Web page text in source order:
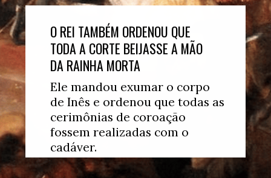
O REI TAMBÉM ORDENOU QUE
TODA A CORTE BEIJASSE A MÃO
DA RAINHA MORTA
Ele mandou exumar o corpo
de Inês e ordenou que todas as
cerimônias de coroação
fossem realizadas com o
cadáver.